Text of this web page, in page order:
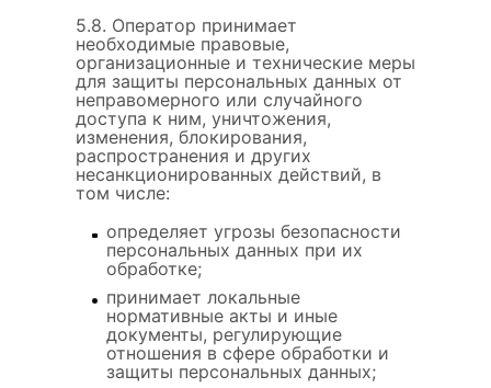
5.8. Оператор принимает
необходимые правовые,
организационные и технические меры
для защиты персональных данных от
неправомерного или случайного
доступа к ним, уничтожения,
изменения, блокирования,
распространения и других
несанкционированных действий, в
том числе:
определяет угрозы безопасности
персональных данных при их
обработке;
принимает локальные
нормативные акты и иные
документы, регулирующие
отношения в сфере обработки и
защиты персональных данных;